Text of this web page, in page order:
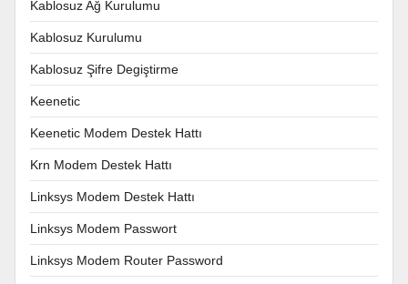
Kablosuz Ağ Kurulumu
Kablosuz Kurulumu
Kablosuz Şifre Degiştirme
Keenetic
Keenetic Modem Destek Hattı
Krn Modem Destek Hattı
Linksys Modem Destek Hattı
Linksys Modem Passwort
Linksys Modem Router Password